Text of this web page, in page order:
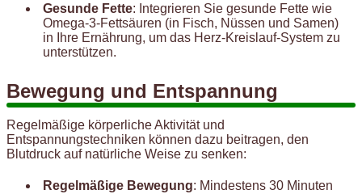
Gesunde Fette: Integrieren Sie gesunde Fette wie
Omega-3-Fettsäuren (in Fisch, Nüssen und Samen)
in Ihre Ernährung, um das Herz-Kreislauf-System zu
unterstützen.
Bewegung und Entspannung
Regelmäßige körperliche Aktivität und
Entspannungstechniken können dazu beitragen, den
Blutdruck auf natürliche Weise zu senken:
Regelmäßige Bewegung: Mindestens 30 Minuten